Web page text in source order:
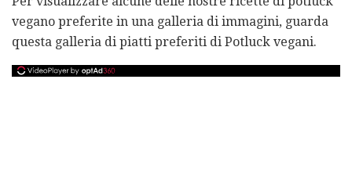
vegano preferite in una galleria di immagini, guarda
questa galleria di piatti preferiti di Potluck vegani.